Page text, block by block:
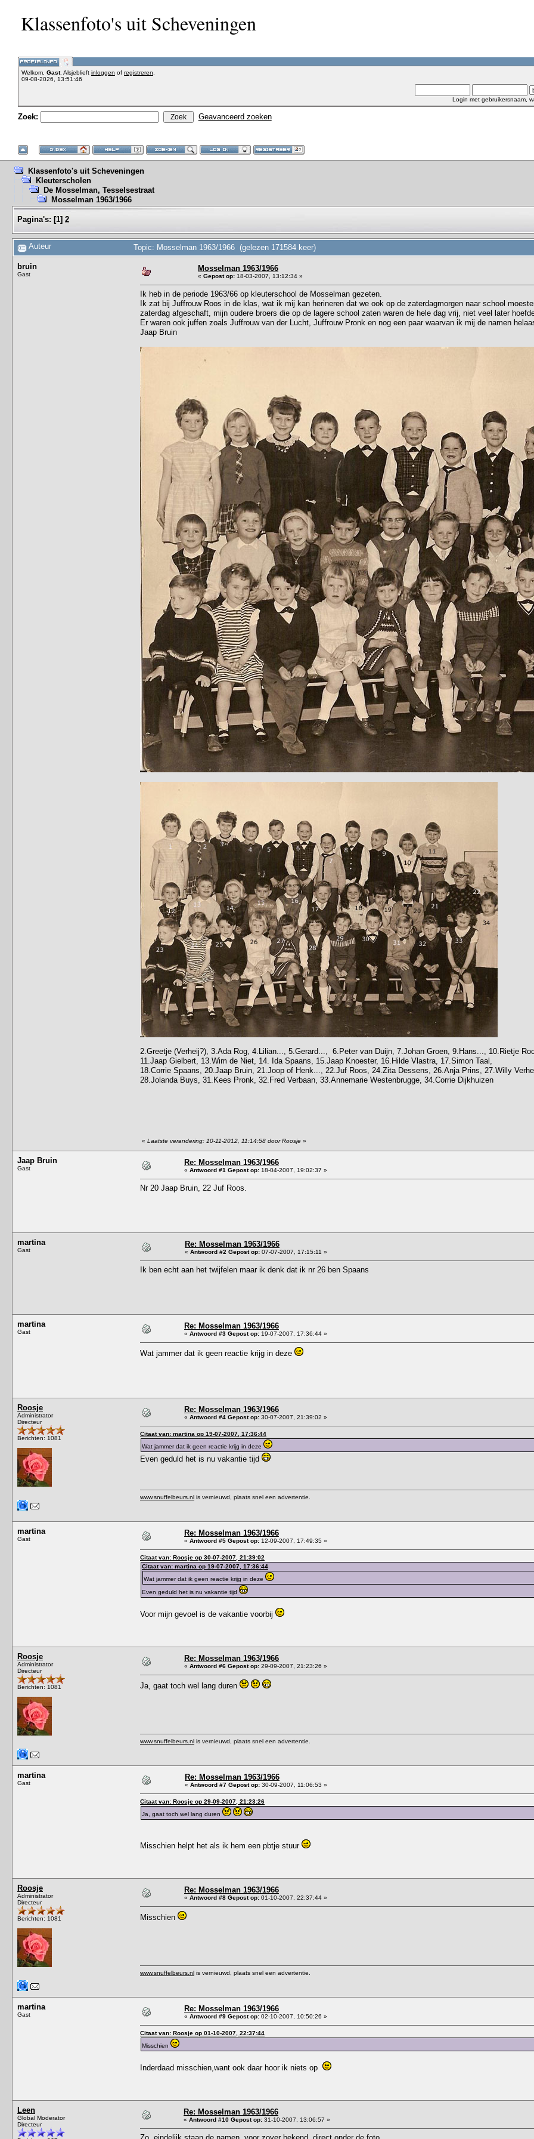
Klassenfoto's uit Scheveningen
Welkom, Gast. Alsjeblieft inloggen of registreren
09-08-2026, 13:51:46
Login met gebruikersnaam,
Zoek: Geavanceerd zoeken
Klassenfoto's uit Scheveningen
Kleuterscholen
De Mosselman, Tesselsestraat
Mosselman 1963/1966
Pagina's: [1] 2
Auteur Topic: Mosselman 1963/1966 (gelezen 171584 keer)
bruin
Gast
Mosselman 1963/1966
« Gepost op: 18-03-2007, 13:12:34 »
Ik heb in de periode 1963/66 op kleuterschool de Mosselman gezeten.
Ik zat bij Juffrouw Roos in de klas, wat ik mij kan herineren dat we ook op de zaterdagmorgen naar school
zaterdag afgeschaft, mijn oudere broers die op de lagere school zaten waren de hele dag vrij, niet veel later
Er waren ook juffen zoals Juffrouw van der Lucht, Juffrouw Pronk en nog een paar waarvan ik mij de namen
Jaap Bruin
2.Greetje (Verheij?), 3.Ada Rog, 4.Lilian..., 5.Gerard..., 6.Peter van Duijn, 7.Johan Groen, 9.Hans..., 10.Rietje
11.Jaap Gielbert, 13.Wim de Niet, 14. Ida Spaans, 15.Jaap Knoester, 16.Hilde Vlastra, 17.Simon Taal,
18.Corrie Spaans, 20.Jaap Bruin, 21.Joop of Henk..., 22.Juf Roos, 24.Zita Dessens, 26.Anja Prins, 27.Willy
28.Jolanda Buys, 31.Kees Pronk, 32.Fred Verbaan, 33.Annemarie Westenbrugge, 34.Corrie Dijkhuizen
« Laatste verandering: 10-11-2012, 11:14:58 door Roosje »
Jaap Bruin
Gast
Re: Mosselman 1963/1966
« Antwoord #1 Gepost op: 18-04-2007, 19:02:37 »
Nr 20 Jaap Bruin, 22 Juf Roos.
martina
Gast
Re: Mosselman 1963/1966
« Antwoord #2 Gepost op: 07-07-2007, 17:15:11 »
Ik ben echt aan het twijfelen maar ik denk dat ik nr 26 ben Spaans
martina
Gast
Re: Mosselman 1963/1966
« Antwoord #3 Gepost op: 19-07-2007, 17:36:44 »
Wat jammer dat ik geen reactie krijg in deze
Roosje
Administrator
Directeur
Berichten: 1081
Re: Mosselman 1963/1966
« Antwoord #4 Gepost op: 30-07-2007, 21:39:02 »
Citaat van: martina op 19-07-2007, 17:36:44
Wat jammer dat ik geen reactie krijg in deze
Even geduld het is nu vakantie tijd
www.snuffelbeurs.nl is vernieuwd, plaats snel een advertentie.
martina
Gast
Re: Mosselman 1963/1966
« Antwoord #5 Gepost op: 12-09-2007, 17:49:35 »
Citaat van: Roosje op 30-07-2007, 21:39:02
Citaat van: martina op 19-07-2007, 17:36:44
Wat jammer dat ik geen reactie krijg in deze
Even geduld het is nu vakantie tijd
Voor mijn gevoel is de vakantie voorbij
Roosje
Administrator
Directeur
Berichten: 1081
Re: Mosselman 1963/1966
« Antwoord #6 Gepost op: 29-09-2007, 21:23:26 »
Ja, gaat toch wel lang duren
www.snuffelbeurs.nl is vernieuwd, plaats snel een advertentie.
martina
Gast
Re: Mosselman 1963/1966
« Antwoord #7 Gepost op: 30-09-2007, 11:06:53 »
Citaat van: Roosje op 29-09-2007, 21:23:26
Ja, gaat toch wel lang duren
Misschien helpt het als ik hem een pbtje stuur
Roosje
Administrator
Directeur
Berichten: 1081
Re: Mosselman 1963/1966
« Antwoord #8 Gepost op: 01-10-2007, 22:37:44 »
Misschien
www.snuffelbeurs.nl is vernieuwd, plaats snel een advertentie.
martina
Gast
Re: Mosselman 1963/1966
« Antwoord #9 Gepost op: 02-10-2007, 10:50:26 »
Citaat van: Roosje op 01-10-2007, 22:37:44
Misschien
Inderdaad misschien,want ook daar hoor ik niets op
Leen
Global Moderator
Directeur
Re: Mosselman 1963/1966
« Antwoord #10 Gepost op: 31-10-2007, 13:06:57 »